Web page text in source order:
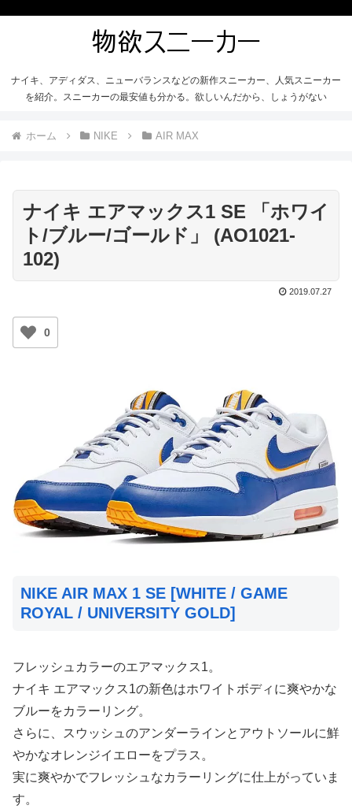
ナイキ、アディダス、ニューバランスなどの新作スニーカー、人気スニーカー
を紹介。スニーカーの最安値も分かる。欲しいんだから、しょうがない
ホーム NIKE AIR MAX
ナイキ エアマックス1 SE 「ホワイ
ト/ブルー/ゴールド」 (AO1021-
102)
2019.07.27
0
NIKE AIR MAX 1 SE [WHITE / GAME
ROYAL / UNIVERSITY GOLD]
フレッシュカラーのエアマックス1。
ナイキ エアマックス1の新色はホワイトボディに爽やかな
ブルーをカラーリング。
さらに、スウッシュのアンダーラインとアウトソールに鮮
やかなオレンジイエローをプラス。
実に爽やかでフレッシュなカラーリングに仕上がっていま
す。